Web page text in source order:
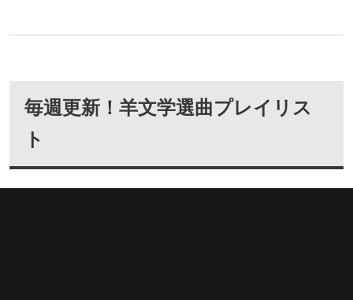
毎週更新！羊文学選曲プレイリス
ト